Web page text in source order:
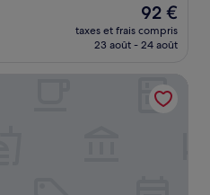
Le
nouveau
prix
de
92 €
92 €
taxes et frais compris
23 août - 24 août